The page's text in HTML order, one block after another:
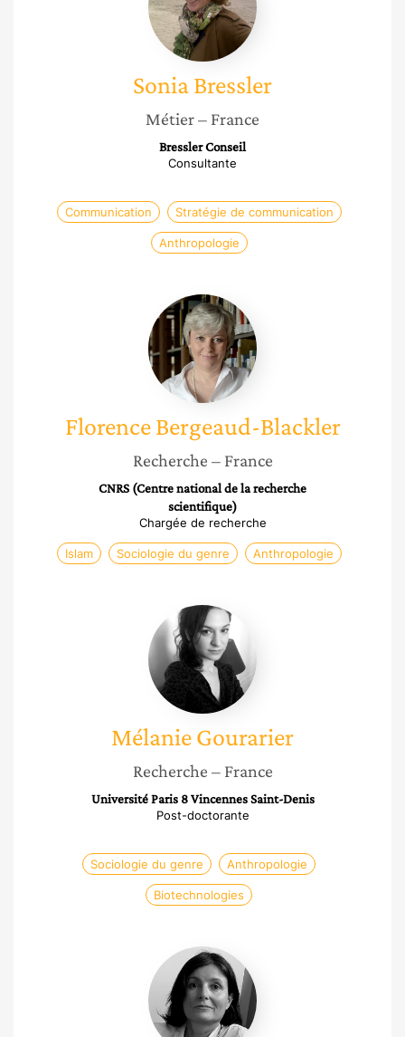
SoniaBressler
Métier– France
Bressler Conseil
Consultante
Communication Stratégie de communication
Anthropologie
Florence
Bergeaud-
Blackler
Florence Bergeaud-Blackler
Recherche – France
CNRS (Centre national de la recherche
scientifique)
Chargée de recherche
Islam Sociologie du genre Anthropologie
Mélanie
Gourarier
MélanieGourarier
Recherche – France
Université Paris 8 Vincennes Saint-Denis
Post-doctorante
Sociologie du genre Anthropologie
Biotechnologies
Linda
Gonzalez
Lafaysse